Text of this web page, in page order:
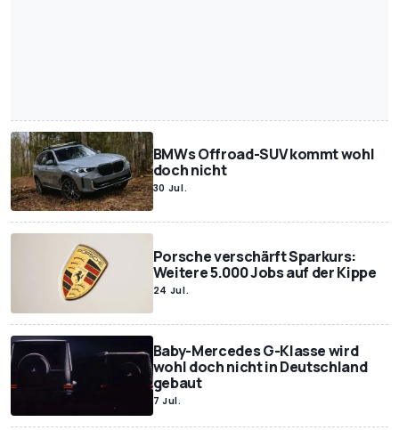
BMWs Offroad-SUV kommt wohl
doch nicht
30 Jul.
Porsche verschärft Sparkurs:
Weitere 5.000 Jobs auf der Kippe
24 Jul.
Baby-Mercedes G-Klasse wird
wohl doch nicht in Deutschland
gebaut
7 Jul.